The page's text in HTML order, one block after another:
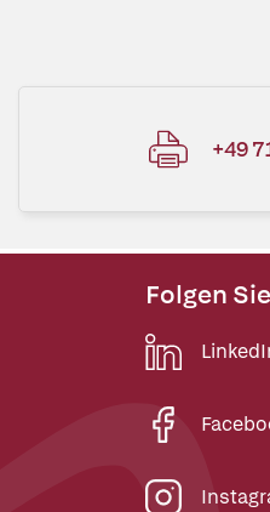
+49
Folgen